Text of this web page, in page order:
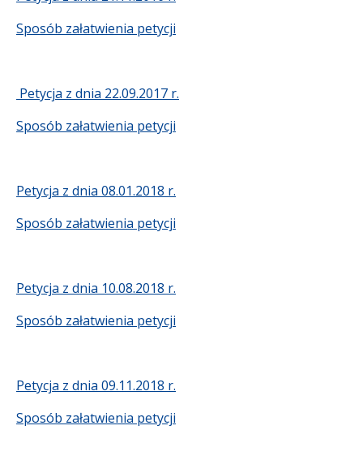
Sposób załatwienia petycji
Petycja z dnia 22.09.2017 r.
Sposób załatwienia petycji
Petycja z dnia 08.01.2018 r.
Sposób załatwienia petycji
Petycja z dnia 10.08.2018 r.
Sposób załatwienia petycji
Petycja z dnia 09.11.2018 r.
Sposób załatwienia petycji